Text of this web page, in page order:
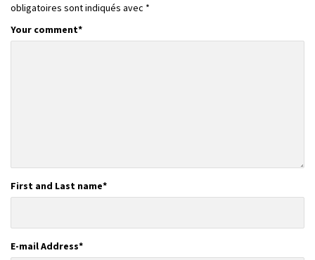
obligatoires sont indiqués avec *
Your comment*
First and Last name*
E-mail Address*